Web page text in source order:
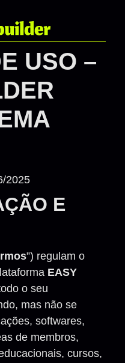
USO –
2025
E
”) regulam o
EASY
o seu
mas não se
softwares,
de membros,
cursos,